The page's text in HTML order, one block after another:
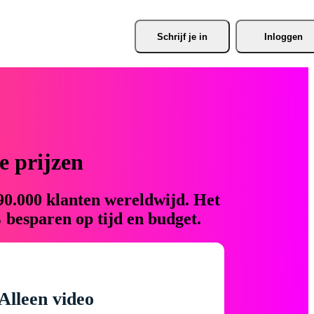
Schrijf je in Inloggen
prijzen
klanten wereldwijd. Het
op tijd en budget.
video